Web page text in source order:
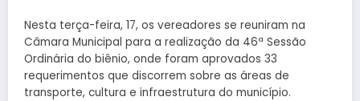
Nesta terça-feira, 17, os vereadores se reuniram na
Câmara Municipal para a realização da 46ª Sessão
Ordinária do biênio, onde foram aprovados 33
requerimentos que discorrem sobre as áreas de
transporte, cultura e infraestrutura do município.